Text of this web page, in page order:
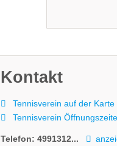
Kontakt
Tennisverein auf der Karte
Tennisverein
Telefon:4991312...